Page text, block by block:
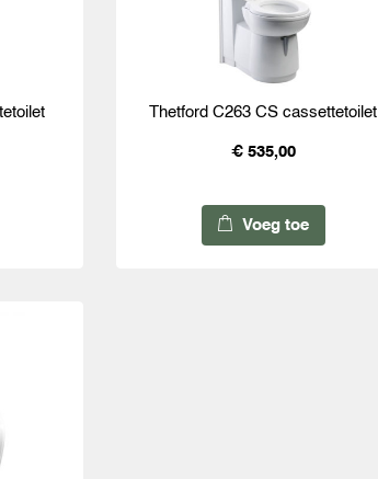
Thetford C263 CS cassettetoilet
€ 535,00
Voeg toe